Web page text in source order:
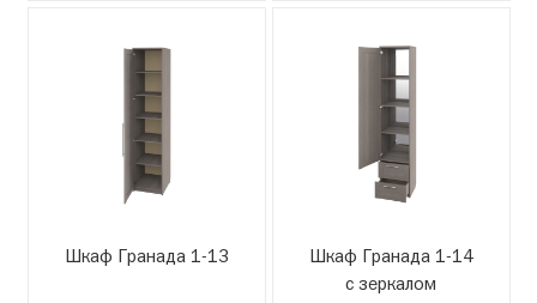
Шкаф Гранада 1-13
Шкаф Гранада 1-14
с зеркалом